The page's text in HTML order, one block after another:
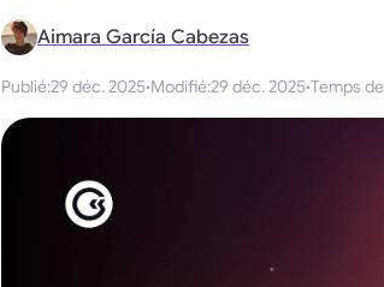
Aimara García Cabezas
Publié:29 déc. 2025·Modifié:29 déc. 2025·Temps